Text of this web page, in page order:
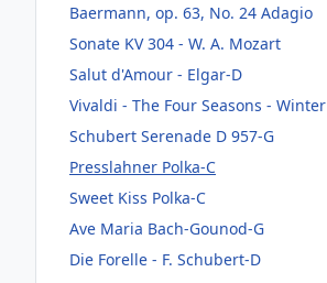
Baermann, op. 63, No. 24 Adagio
Sonate KV 304 - W. A. Mozart
Salut d'Amour - Elgar-D
Vivaldi - The Four Seasons - Winter
Schubert Serenade D 957-G
Presslahner Polka-C
Sweet Kiss Polka-C
Ave Maria Bach-Gounod-G
Die Forelle - F. Schubert-D